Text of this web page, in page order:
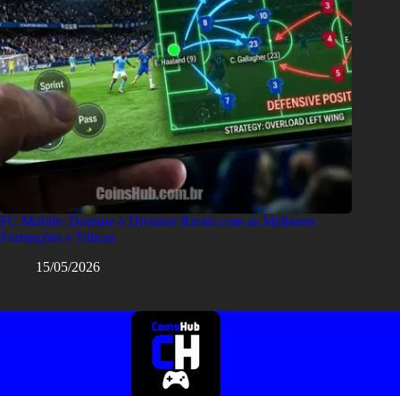
FC Mobile: Domine o Division Rivals com as Melhores
Formações e Táticas
15/05/2026